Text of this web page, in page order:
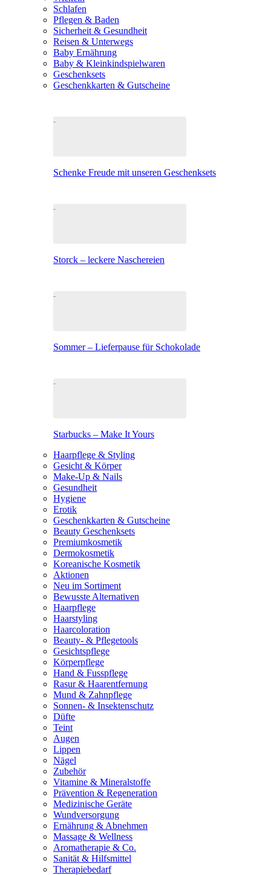
Schlafen
Pflegen & Baden
Sicherheit & Gesundheit
Reisen & Unterwegs
Baby Ernährung
Baby & Kleinkindspielwaren
Geschenksets
Geschenkkarten & Gutscheine
Schenke Freude mit unseren Geschenksets
Storck – leckere Naschereien
Sommer – Lieferpause für Schokolade
Starbucks – Make It Yours
Haarpflege & Styling
Gesicht & Körper
Make-Up & Nails
Gesundheit
Hygiene
Erotik
Geschenkkarten & Gutscheine
Beauty Geschenksets
Premiumkosmetik
Dermokosmetik
Koreanische Kosmetik
Aktionen
Neu im Sortiment
Bewusste Alternativen
Haarpflege
Haarstyling
Haarcoloration
Beauty- & Pflegetools
Gesichtspflege
Körperpflege
Hand & Fusspflege
Rasur & Haarentfernung
Mund & Zahnpflege
Sonnen- & Insektenschutz
Düfte
Teint
Augen
Lippen
Nägel
Zubehör
Vitamine & Mineralstoffe
Prävention & Regeneration
Medizinische Geräte
Wundversorgung
Ernährung & Abnehmen
Massage & Wellness
Aromatherapie & Co.
Sanität & Hilfsmittel
Therapiebedarf